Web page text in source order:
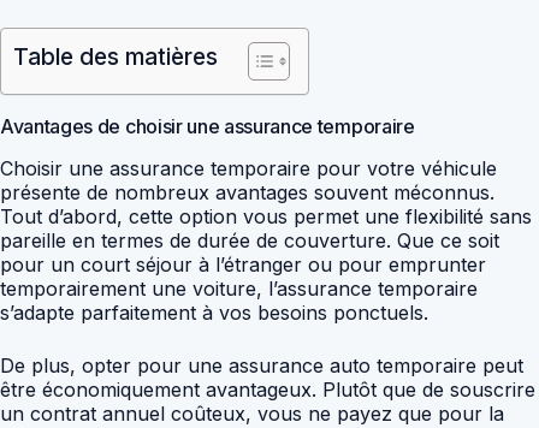
Table des matières
Avantages de choisir une assurance temporaire
Choisir une assurance temporaire pour votre véhicule
présente de nombreux avantages souvent méconnus.
Tout d’abord, cette option vous permet une flexibilité sans
pareille en termes de durée de couverture. Que ce soit
pour un court séjour à l’étranger ou pour emprunter
temporairement une voiture, l’assurance temporaire
s’adapte parfaitement à vos besoins ponctuels.
De plus, opter pour une assurance auto temporaire peut
être économiquement avantageux. Plutôt que de souscrire
un contrat annuel coûteux, vous ne payez que pour la